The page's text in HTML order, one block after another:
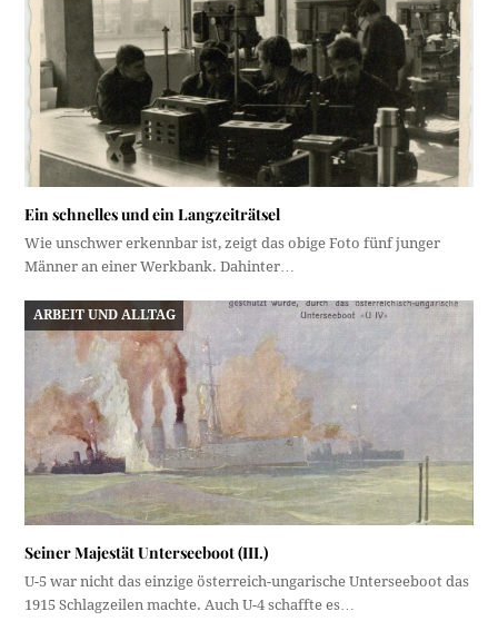
Ein schnelles und ein Langzeiträtsel
Wie unschwer erkennbar ist, zeigt das obige Foto fünf junger
Männer an einer Werkbank. Dahinter…
ARBEIT UND ALLTAG
Seiner Majestät Unterseeboot (III.)
U-5 war nicht das einzige österreich-ungarische Unterseeboot das
1915 Schlagzeilen machte. Auch U-4 schaffte es…